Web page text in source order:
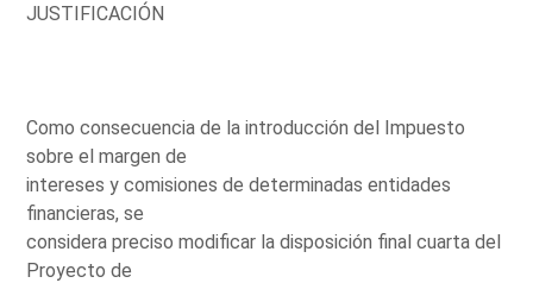
JUSTIFICACIÓN
Como consecuencia de la introducción del Impuesto
sobre el margen de
intereses y comisiones de determinadas entidades
financieras, se
considera preciso modificar la disposición final cuarta del
Proyecto de